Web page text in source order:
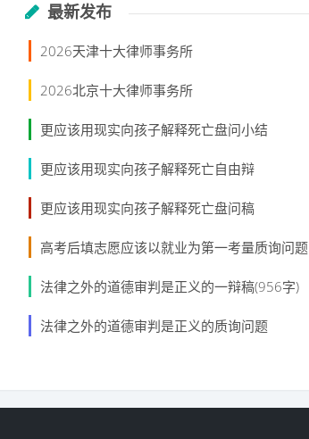
最新发布
2026天津十大律师事务所
2026北京十大律师事务所
更应该用现实向孩子解释死亡盘问小结
更应该用现实向孩子解释死亡自由辩
更应该用现实向孩子解释死亡盘问稿
高考后填志愿应该以就业为第一考量质询问题
法律之外的道德审判是正义的一辩稿(956字)
法律之外的道德审判是正义的质询问题